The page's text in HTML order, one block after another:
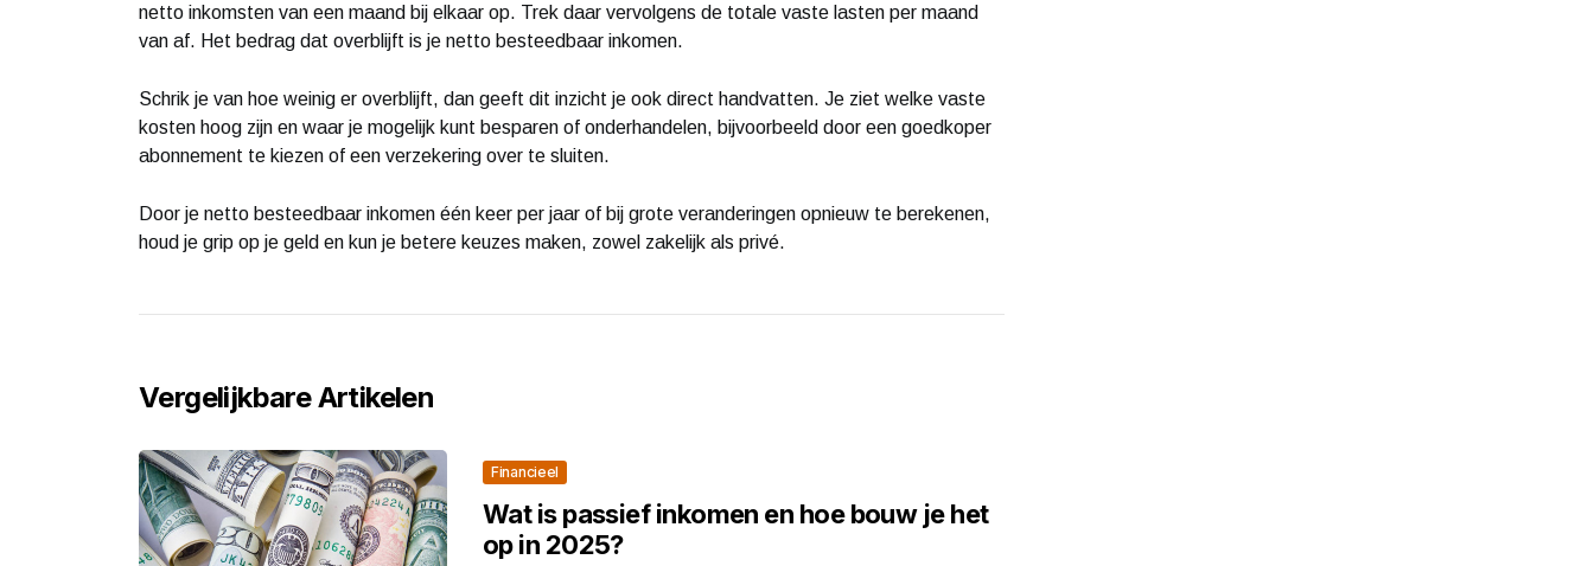
netto inkomsten van een maand bij elkaar op. Trek daar vervolgens de totale vaste lasten per maand
van af. Het bedrag dat overblijft is je netto besteedbaar inkomen.
Schrik je van hoe weinig er overblijft, dan geeft dit inzicht je ook direct handvatten. Je ziet welke vaste
kosten hoog zijn en waar je mogelijk kunt besparen of onderhandelen, bijvoorbeeld door een goedkoper
abonnement te kiezen of een verzekering over te sluiten.
Door je netto besteedbaar inkomen één keer per jaar of bij grote veranderingen opnieuw te berekenen,
houd je grip op je geld en kun je betere keuzes maken, zowel zakelijk als privé.
Vergelijkbare Artikelen
Financieel
Wat is passief inkomen en hoe bouw je het
op in 2025?